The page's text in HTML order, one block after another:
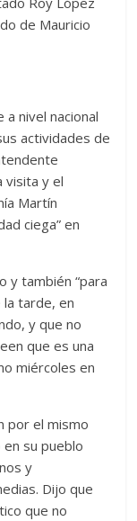
de Mauricio
nivel nacional
actividades de
visita y el
Martín
ciega” en
y también “para
la tarde, en
y que no
que es una
miércoles en
por el mismo
su pueblo
y
Dijo que
que no